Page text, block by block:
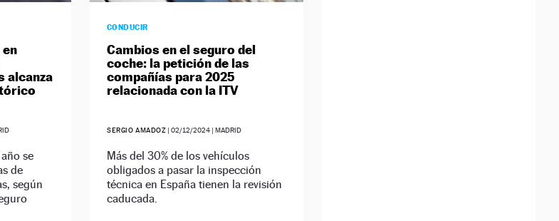
alcanza
se
de
según
CONDUCIR
Cambios en el seguro del
coche: la petición de las
compañías para 2025
relacionada con la ITV
SERGIO AMADOZ |02/12/2024 | MADRID
Más del 30% de los vehículos
obligados a pasar la inspección
técnica en España tienen la revisión
caducada.